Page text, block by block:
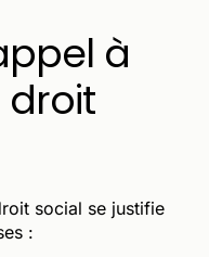
à
social se justifie
: